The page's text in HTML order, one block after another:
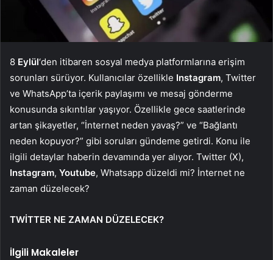
8 Eylül‘den itibaren sosyal medya platformlarına erişim
sorunları sürüyor. Kullanıcılar özellikle Instagram, Twitter
ve WhatsApp’ta içerik paylaşımı ve mesaj gönderme
konusunda sıkıntılar yaşıyor. Özellikle gece saatlerinde
artan şikayetler, “İnternet neden yavaş?” ve “Bağlantı
neden kopuyor?” gibi soruları gündeme getirdi. Konu ile
ilgili detaylar haberin devamında yer alıyor. Twitter (X),
Instagram, Youtube, Whatsapp düzeldi mi? İnternet ne
zaman düzelecek?
TWİTTER NE ZAMAN DÜZELECEK?
İlgili Makaleler